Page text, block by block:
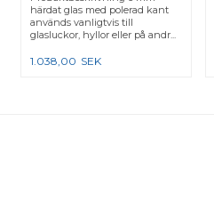
härdat glas med polerad kant
används vanligtvis till
glasluckor, hyllor eller på andr...
1.038,00 SEK